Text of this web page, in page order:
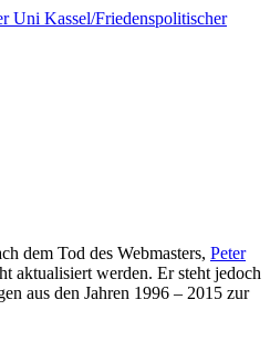
dem Tod des Webmasters, Peter
aktualisiert werden. Er steht jedoch
aus den Jahren 1996 – 2015 zur